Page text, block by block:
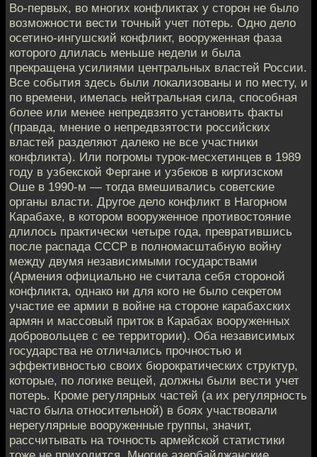
Во-первых, во многих конфликтах у сторон не было
возможности вести точный учет потерь. Одно дело
осетино-ингушский конфликт, вооруженная фаза
которого длилась меньше недели и была
прекращена усилиями центральных властей России.
Все события здесь были локализованы и по месту, и
по времени, имелась нейтральная сила, способная
более или менее непредвзято установить факты
(правда, мнение о непредвзятости российских
властей разделяют далеко не все участники
конфликта). Или погромы турок-месхетинцев в 1989
году в узбекской Фергане и узбеков в киргизском
Оше в 1990-м — тогда вмешивались советские
органы власти. Другое дело конфликт в Нагорном
Карабахе, в котором вооруженное противостояние
длилось практически четыре года, превратившись
после распада СССР в полномасштабную войну
между двумя независимыми государствами
(Армения официально не считала себя стороной
конфликта, однако ни для кого не было секретом
участие ее армии в войне на стороне карабахских
армян и массовый приток в Карабах вооруженных
добровольцев с ее территории). Оба независимых
государства не отличались прочностью и
эффективностью своих бюрократических структур,
которые, по логике вещей, должны были вести учет
потерь. Кроме регулярных частей (а их регулярность
часто была относительной) в боях участвовали
нерегулярные вооруженные группы, значит,
рассчитывать на точность армейской статистики